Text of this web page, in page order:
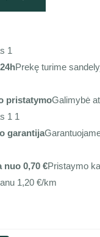
Prekę turime
pristatymoGalimybė
garantija
nuo 0,70 €Pristaymo
1,20 €/km